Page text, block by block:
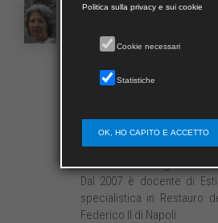
FrancescaFERRETTI
universitario per il
Dal 2006 è docente
professionale nel corso di
dell'Università degli Studi
Dal 2007 è docente di
specialistica in Restauro
Federico II di Napoli.
Politica sulla privacy e sui cookie
Cookie necessari
Statistiche
OK, HO CAPITO E ACCETTO